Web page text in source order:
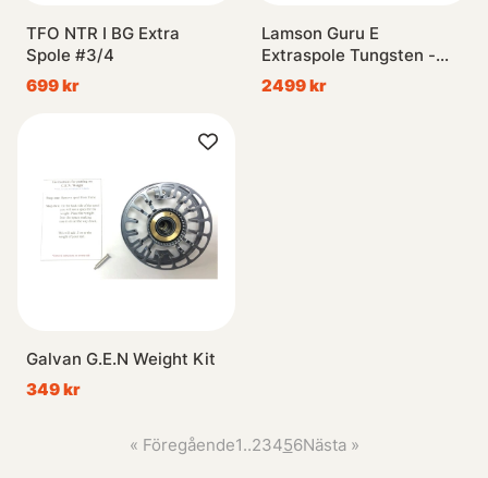
TFO NTR I BG Extra
Spole #3/4
699 kr
Lamson Guru E
Extraspole Tungsten -
#2/4
2499 kr
Galvan G.E.N Weight Kit
349 kr
« Föregående1..23456Nästa »